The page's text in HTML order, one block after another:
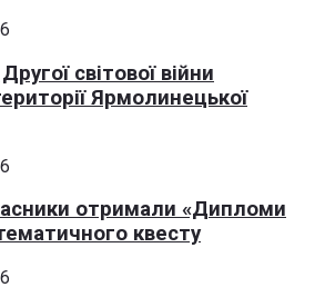
світової війни
Ярмолинецької
отримали «Дипломи
квесту